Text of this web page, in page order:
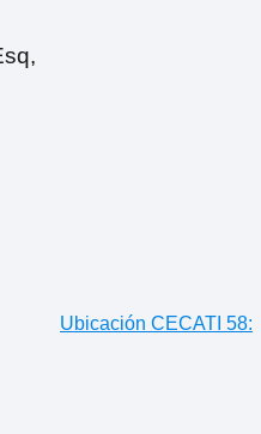
Ubicación CECATI 58: